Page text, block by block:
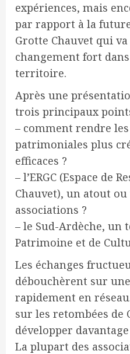
expériences, mais
par rapport à la
Grotte Chauvet qui
changement fort
territoire.
Après une
trois principaux
– comment rendre
patrimoniales plus
efficaces ?
– l’ERGC (Espace de
Chauvet), un atout
associations ?
– le Sud-Ardèche, un
Patrimoine et de
Les échanges
débouchèrent sur
rapidement en
sur les retombées de
développer davantage
La plupart des